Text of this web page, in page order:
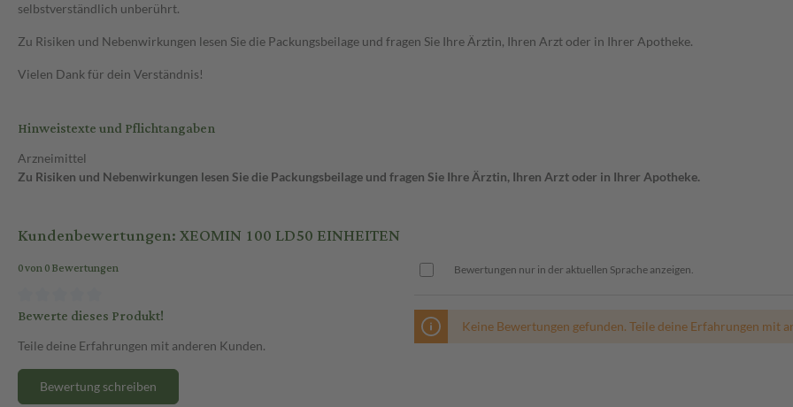
selbstverständlich unberührt.
Zu Risiken und Nebenwirkungen lesen Sie die Packungsbeilage und fragen Sie Ihre Ärztin, Ihren Arzt oder in Ihrer Apotheke.
Vielen Dank für dein Verständnis!
Hinweistexte und Pflichtangaben
Arzneimittel
Zu Risiken und Nebenwirkungen lesen Sie die Packungsbeilage und fragen Sie Ihre Ärztin, Ihren Arzt oder in Ihrer Apotheke.
Kundenbewertungen: XEOMIN 100 LD50 EINHEITEN
0 von 0 Bewertungen
Bewerte dieses Produkt!
Teile deine Erfahrungen mit anderen Kunden.
Bewertung schreiben
Bewertungen nur in der aktuellen Sprache anzeigen.
Keine Bewertungen gefunden. Teile deine Erfahrungen mit